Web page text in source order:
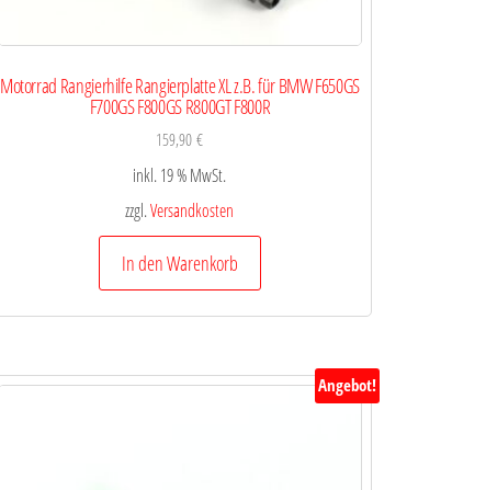
Motorrad Rangierhilfe Rangierplatte XL z.B. für BMW F650GS
F700GS F800GS R800GT F800R
159,90€
inkl. 19 % MwSt.
zzgl.Versandkosten
In den Warenkorb
Angebot!